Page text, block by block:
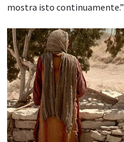
mostra isto continuamente.”